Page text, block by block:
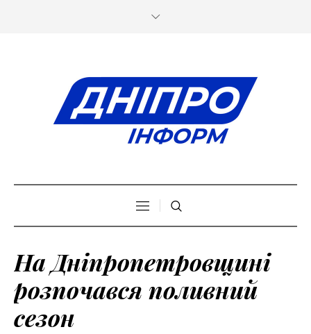
На Дніпропетровщині
розпочався поливний
сезон